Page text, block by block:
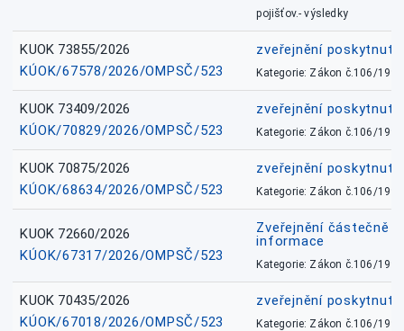
pojišťov.- výsledky
KUOK 73855/2026
KÚOK/67578/2026/OMPSČ/523
zveřejnění
Kategorie: Zákon č.106/1999
KUOK 73409/2026
KÚOK/70829/2026/OMPSČ/523
zveřejnění
Kategorie: Zákon č.106/1999
KUOK 70875/2026
KÚOK/68634/2026/OMPSČ/523
zveřejnění
Kategorie: Zákon č.106/1999
KUOK 72660/2026
KÚOK/67317/2026/OMPSČ/523
Zveřejnění částečně
informace
Kategorie: Zákon č.106/1999
KUOK 70435/2026
KÚOK/67018/2026/OMPSČ/523
zveřejnění
Kategorie: Zákon č.106/1999